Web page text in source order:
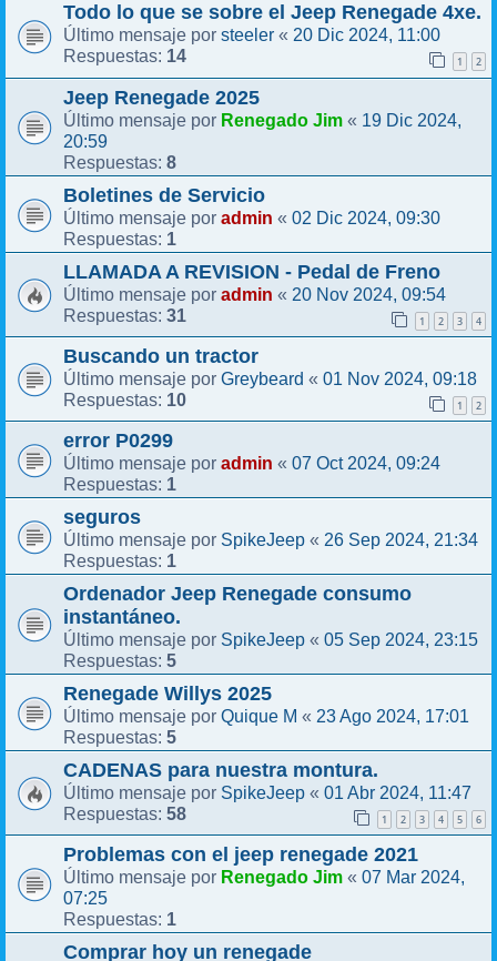
Todo lo que se sobre el Jeep Renegade 4xe.
Último mensaje por steeler « 20 Dic 2024, 11:00
Respuestas: 14 1 2
Jeep Renegade 2025
Último mensaje por Renegado Jim « 19 Dic 2024,
20:59
Respuestas: 8
Boletines de Servicio
Último mensaje por admin « 02 Dic 2024, 09:30
Respuestas: 1
LLAMADA A REVISION - Pedal de Freno
Último mensaje por admin « 20 Nov 2024, 09:54
Respuestas: 31 1 2 3 4
Buscando un tractor
Último mensaje por Greybeard « 01 Nov 2024, 09:18
Respuestas: 10 1 2
error P0299
Último mensaje por admin « 07 Oct 2024, 09:24
Respuestas: 1
seguros
Último mensaje por SpikeJeep « 26 Sep 2024, 21:34
Respuestas: 1
Ordenador Jeep Renegade consumo
instantáneo.
Último mensaje por SpikeJeep « 05 Sep 2024, 23:15
Respuestas: 5
Renegade Willys 2025
Último mensaje por Quique M « 23 Ago 2024, 17:01
Respuestas: 5
CADENAS para nuestra montura.
Último mensaje por SpikeJeep « 01 Abr 2024, 11:47
Respuestas: 58 1 2 3 4 5 6
Problemas con el jeep renegade 2021
Último mensaje por Renegado Jim « 07 Mar 2024,
07:25
Respuestas: 1
Comprar hoy un renegade